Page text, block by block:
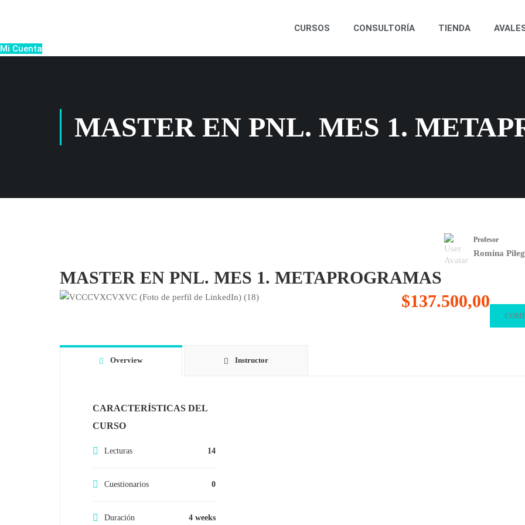
CURSOS CONSULTORÍA TIENDA
Mi Cuenta
MASTER EN PNL. MES 1.
MASTER EN PNL. MES 1. METAPROGRAMAS
Profesor
Romina
$137.500,00
Overview Instructor
CARACTERÍSTICAS DEL
CURSO
Lecturas 14
Cuestionarios 0
Duración 4 weeks